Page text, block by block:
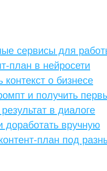
сервисы для
план в нейросети
о бизнесе
и получить
в диалоге
доработать вручную
план под